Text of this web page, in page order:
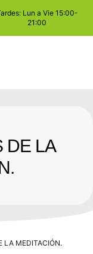
Lun a Vie 15:00-
21:00
DE LA
LA MEDITACIÓN.